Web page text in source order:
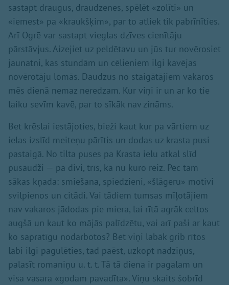
sastapt draugus, draudzenes, spēlēt «zolīti» un
«iemest» pa «kraukšķim», par to atliek tik pabrīnīties.
Arī Ogrē var sastapt vieglas dzīves cienītāju
pārstāvjus. Aizejiet uz peldētavu un jūs tur novērosiet
jaunatni, kas stundām un cēlieniem ilgi kavējas
novērotāju lomās. Daudzus no staigātājiem vakaros
mēs dienā nemaz neredzam. Kur viņi ir un ar ko tie
laiku sevīm kavē, par to sīkāk nav zināms.
Bet krēslai iestājoties, bieži kaut kur pa vārtiem uz
ielas izslīd meiteņu pārītis un dodas uz krasta pusi
pastaigā. No tilta puses pa Krasta ielu atkal slīd
pusaudži — pa divi, trīs, kā nu kuro reiz. Pēc tam
sākas kņada: smiešana, spiedzieni, «šlāgeru» motivi
svilpienos un citādi. Vai tādiem tumsas mīļotājiem
nav vakaros jādodas pie miera, lai rītā agrāk celtos
augšā un kaut ko mājās palīdzētu, vai arī paši ar kaut
ko sapratīgu nodarbotos? Bet viņi labāk grib rītos
labi ilgi pagulēties, tad paēst, uzkopt nadziņus,
palasīt romaniņu u. t. t. Tā tā diena ir pagalam un
visa vasara «godam pavadīta». Viņu skaits šobrīd